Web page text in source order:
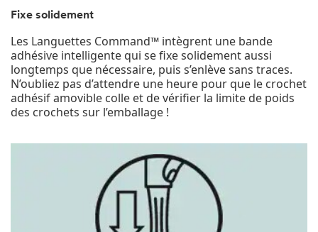
Fixe solidement
Les Languettes Command™ intègrent une bande
adhésive intelligente qui se fixe solidement aussi
longtemps que nécessaire, puis s’enlève sans traces.
N’oubliez pas d’attendre une heure pour que le crochet
adhésif amovible colle et de vérifier la limite de poids
des crochets sur l’emballage !